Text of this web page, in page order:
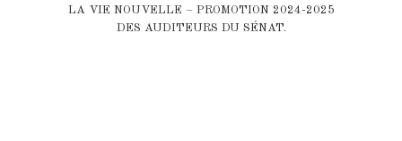
LA VIE NOUVELLE – PROMOTION 2024-2025
DES AUDITEURS DU SÉNAT.